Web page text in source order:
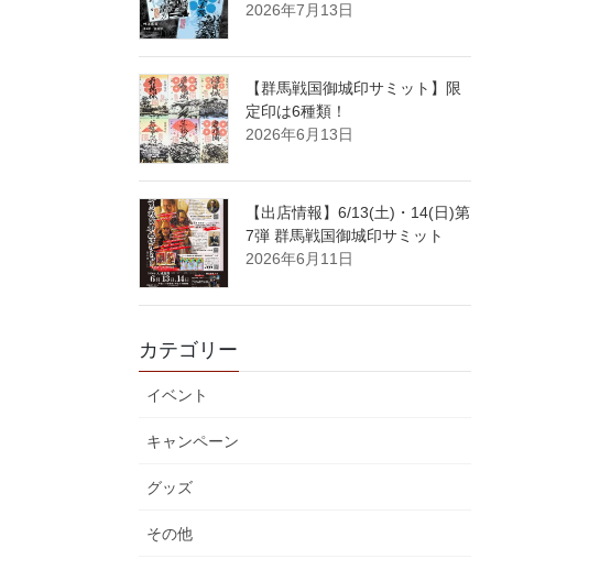
2026年7月13日
【群馬戦国御城印サミット】限
定印は6種類！
2026年6月13日
【出店情報】6/13(土)・14(日)第
7弾 群馬戦国御城印サミット
2026年6月11日
カテゴリー
イベント
キャンペーン
グッズ
その他